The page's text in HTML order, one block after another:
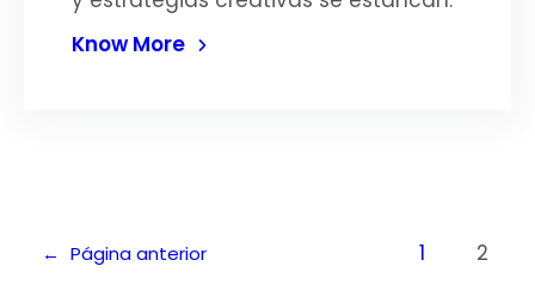
Know More
← Página anterior 1 2